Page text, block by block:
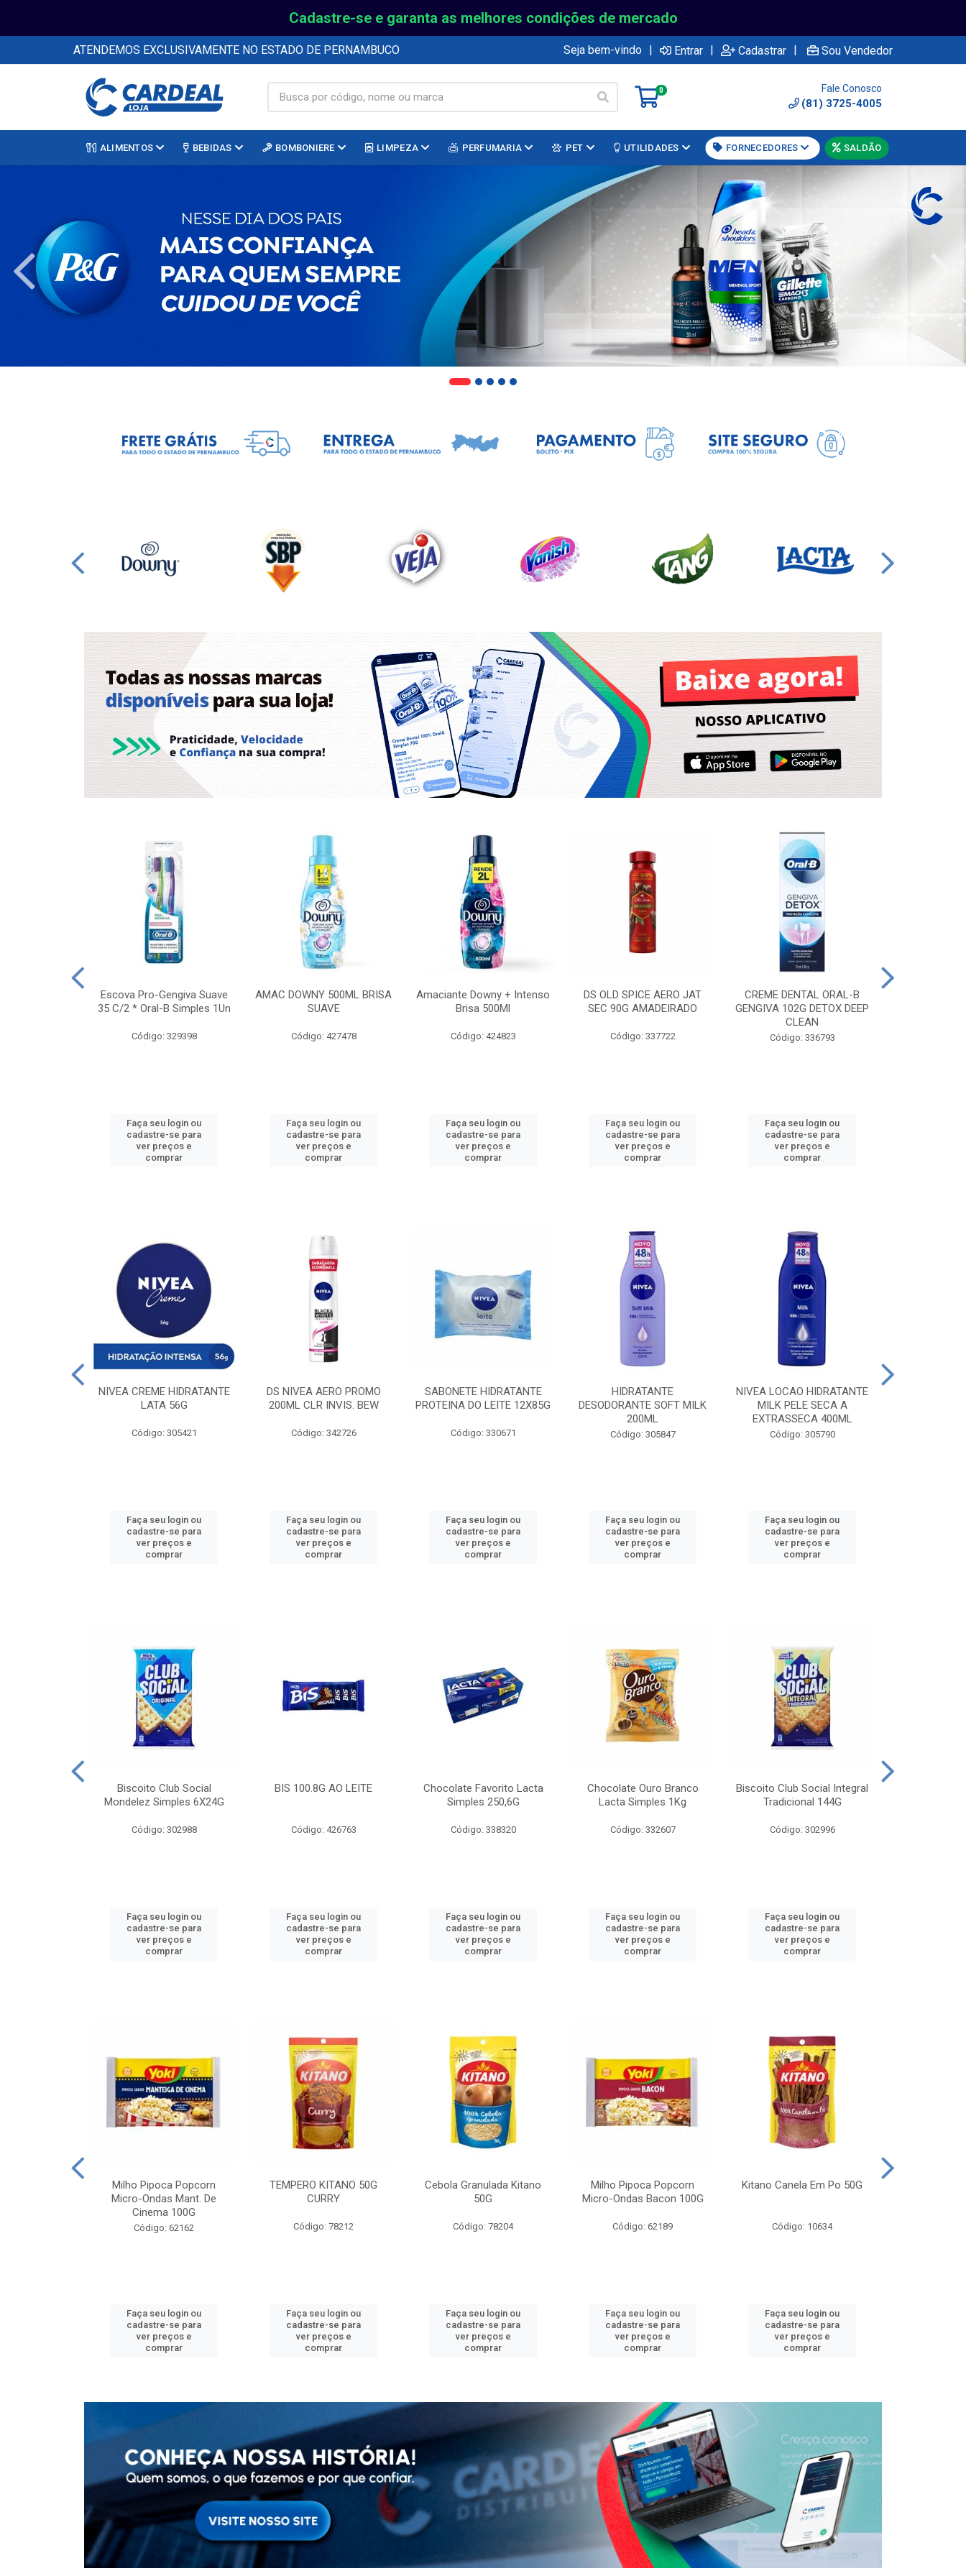
Cadastre-se e garanta as melhores condições de mercado
ATENDEMOS EXCLUSIVAMENTE NO ESTADO DE PERNAMBUCO Seja bem-vindo | Entrar | Cadastrar | Sou Vendedor
0 Fale Conosco
(81) 3725-4005
ALIMENTOS BEBIDAS BOMBONIERE LIMPEZA PERFUMARIA PET UTILIDADES FORNECEDORES SALDÃO
Escova Pro-Gengiva Suave
35 C/2 * Oral-B Simples 1Un
Código: 329398
Faça seu login ou
cadastre-se para
ver preços e
comprar
AMAC DOWNY 500ML BRISA
SUAVE
Código: 427478
Faça seu login ou
cadastre-se para
ver preços e
comprar
Amaciante Downy + Intenso
Brisa 500Ml
Código: 424823
Faça seu login ou
cadastre-se para
ver preços e
comprar
DS OLD SPICE AERO JAT
SEC 90G AMADEIRADO
Código: 337722
Faça seu login ou
cadastre-se para
ver preços e
comprar
CREME DENTAL ORAL-B
GENGIVA 102G DETOX DEEP
CLEAN
Código: 336793
Faça seu login ou
cadastre-se para
ver preços e
comprar
NIVEA CREME HIDRATANTE
LATA 56G
Código: 305421
Faça seu login ou
cadastre-se para
ver preços e
comprar
DS NIVEA AERO PROMO
200ML CLR INVIS. BEW
Código: 342726
Faça seu login ou
cadastre-se para
ver preços e
comprar
SABONETE HIDRATANTE
PROTEINA DO LEITE 12X85G
Código: 330671
Faça seu login ou
cadastre-se para
ver preços e
comprar
HIDRATANTE
DESODORANTE SOFT MILK
200ML
Código: 305847
Faça seu login ou
cadastre-se para
ver preços e
comprar
NIVEA LOCAO HIDRATANTE
MILK PELE SECA A
EXTRASSECA 400ML
Código: 305790
Faça seu login ou
cadastre-se para
ver preços e
comprar
Biscoito Club Social
Mondelez Simples 6X24G
Código: 302988
Faça seu login ou
cadastre-se para
ver preços e
comprar
BIS 100.8G AO LEITE
Código: 426763
Faça seu login ou
cadastre-se para
ver preços e
comprar
Chocolate Favorito Lacta
Simples 250,6G
Código: 338320
Faça seu login ou
cadastre-se para
ver preços e
comprar
Chocolate Ouro Branco
Lacta Simples 1Kg
Código: 332607
Faça seu login ou
cadastre-se para
ver preços e
comprar
Biscoito Club Social Integral
Tradicional 144G
Código: 302996
Faça seu login ou
cadastre-se para
ver preços e
comprar
Milho Pipoca Popcorn
Micro-Ondas Mant. De
Cinema 100G
Código: 62162
Faça seu login ou
cadastre-se para
ver preços e
comprar
TEMPERO KITANO 50G
CURRY
Código: 78212
Faça seu login ou
cadastre-se para
ver preços e
comprar
Cebola Granulada Kitano
50G
Código: 78204
Faça seu login ou
cadastre-se para
ver preços e
comprar
Milho Pipoca Popcorn
Micro-Ondas Bacon 100G
Código: 62189
Faça seu login ou
cadastre-se para
ver preços e
comprar
Kitano Canela Em Po 50G
Código: 10634
Faça seu login ou
cadastre-se para
ver preços e
comprar